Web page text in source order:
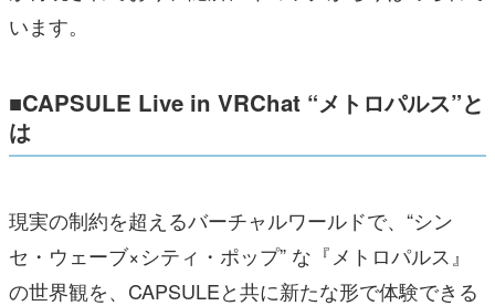
います。
■CAPSULE Live in VRChat “メトロパルス”と
は
現実の制約を超えるバーチャルワールドで、“シン
セ・ウェーブ×シティ・ポップ” な『メトロパルス』
の世界観を、CAPSULEと共に新たな形で体験できる